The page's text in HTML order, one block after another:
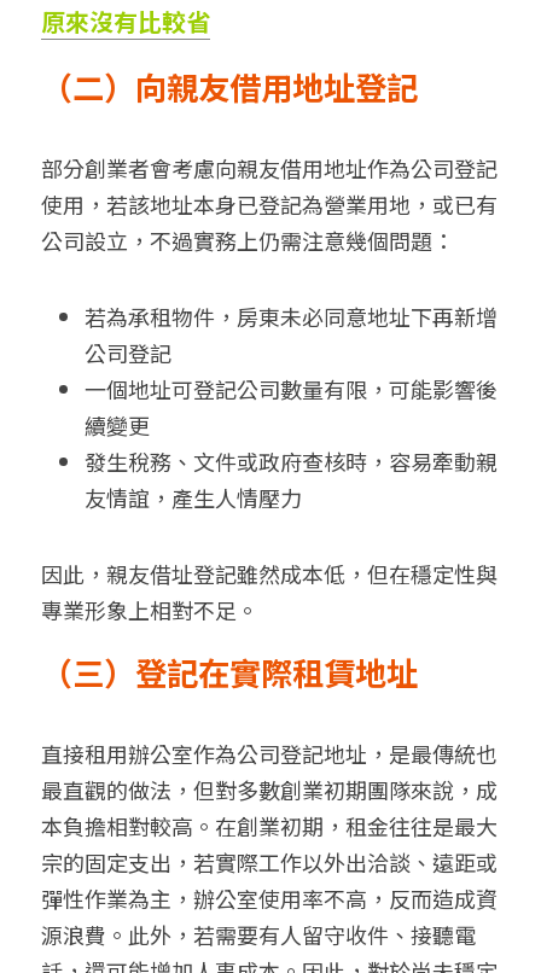
原來沒有比較省
（二）向親友借用地址登記
部分創業者會考慮向親友借用地址作為公司登記
使用，若該地址本身已登記為營業用地，或已有
公司設立，不過實務上仍需注意幾個問題：
若為承租物件，房東未必同意地址下再新增
公司登記
一個地址可登記公司數量有限，可能影響後
續變更
發生稅務、文件或政府查核時，容易牽動親
友情誼，產生人情壓力
因此，親友借址登記雖然成本低，但在穩定性與
專業形象上相對不足。
（三）登記在實際租賃地址
直接租用辦公室作為公司登記地址，是最傳統也
最直觀的做法，但對多數創業初期團隊來說，成
本負擔相對較高。在創業初期，租金往往是最大
宗的固定支出，若實際工作以外出洽談、遠距或
彈性作業為主，辦公室使用率不高，反而造成資
源浪費。此外，若需要有人留守收件、接聽電